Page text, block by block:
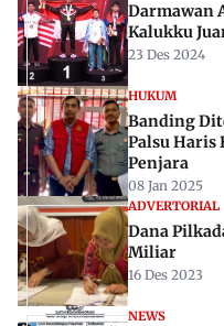
Darmawan
Kalukku
23 Des 2024
HUKUM
Banding
Palsu Haris
Penjara
08 Jan 2025
ADVERTORIAL
Dana
Miliar
16 Des 2023
NEWS